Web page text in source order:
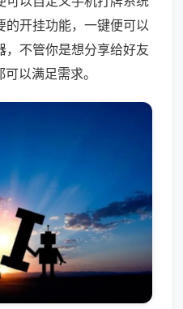
的开挂功能，一键便可以
，不管你是想分享给好友
以满足需求。